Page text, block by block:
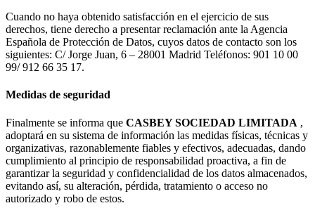
Cuando no haya obtenido satisfacción en el ejercicio de sus
derechos, tiene derecho a presentar reclamación ante la Agencia
Española de Protección de Datos, cuyos datos de contacto son los
siguientes: C/ Jorge Juan, 6 – 28001 Madrid Teléfonos: 901 10 00
99/ 912 66 35 17.
Medidas de seguridad
Finalmente se informa que CASBEY SOCIEDAD LIMITADA ,
adoptará en su sistema de información las medidas físicas, técnicas y
organizativas, razonablemente fiables y efectivos, adecuadas, dando
cumplimiento al principio de responsabilidad proactiva, a fin de
garantizar la seguridad y confidencialidad de los datos almacenados,
evitando así, su alteración, pérdida, tratamiento o acceso no
autorizado y robo de estos.